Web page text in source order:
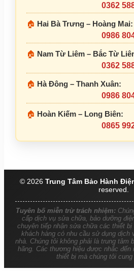
0362
🏠 Hai Bà Trưng – Hoàng Mai:
0986
🏠 Nam Từ Liêm – Bắc Từ
0362
🏠 Hà Đông – Thanh Xuân:
0986
🏠 Hoàn Kiếm – Long Biên:
0865
© 2026 Trung Tâm Bảo Hành
reserved.
Tuyên bố miễn trừ trách nhiệm:
cấp dịch vụ sửa chữa, bảo dưỡng
chuyên tiếp nhận sửa chữa các thiết bị
khách hàng có nhu cầu sử dụng
nhà. Chúng tôi không phải là trung tâm
hãng. Các thương hiệu được nhắc
thiết bị mà chúng tôi cung